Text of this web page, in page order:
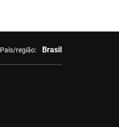
País/região: Brasil